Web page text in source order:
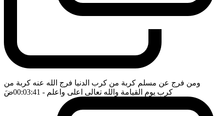
ومن فرج عن مسلم كربة من كرب الدنيا فرج الله عنه كربة من
كرب يوم القيامة والله تعالى اعلى واعلم - 00:03:41 ضَ